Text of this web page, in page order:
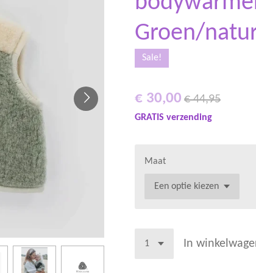
Groen/
Sale!
€ 30,00 € 44,95
GRATIS verzending
Maat
In